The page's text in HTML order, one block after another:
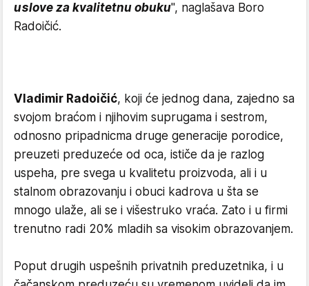
uslove za kvalitetnu obuku", naglašava Boro
Radoičić.
Vladimir Radoičić, koji će jednog dana, zajedno sa
svojom braćom i njihovim suprugama i sestrom,
odnosno pripadnicma druge generacije porodice,
preuzeti preduzeće od oca, ističe da je razlog
uspeha, pre svega u kvalitetu proizvoda, ali i u
stalnom obrazovanju i obuci kadrova u šta se
mnogo ulaže, ali se i višestruko vraća. Zato i u firmi
trenutno radi 20% mladih sa visokim obrazovanjem.
Poput drugih uspešnih privatnih preduzetnika, i u